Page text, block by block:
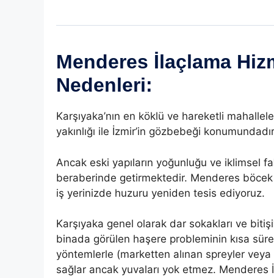
Menderes İlaçlama
Nedenleri:
Karşıyaka’nın en köklü ve hareketli
yakınlığı ile İzmir’in gözbebeği
Ancak eski yapıların yoğunluğu ve iklimsel
beraberinde getirmektedir. Menderes
iş yerinizde huzuru yeniden tesis ediyoruz.
Karşıyaka genel olarak dar sokakları ve
binada görülen haşere probleminin kısa
yöntemlerle (marketten alınan spreyler
sağlar ancak yuvaları yok etmez.